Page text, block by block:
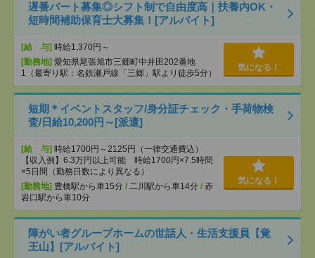
遅番パート募集◎シフト制で自由度高｜扶養内OK・
短時間補助保育士大募集！[アルバイト]
[給 与] 時給1,370円～
[勤務地] 愛知県尾張旭市三郷町中井田202番地
1（最寄り駅：名鉄瀬戸線「三郷」駅より徒歩5分）
気になる！
短期＊イベントスタッフ/身分証チェック・手荷物検
査/日給10,200円～[派遣]
[給 与] 時給1700円～2125円（一律交通費込）
【収入例】6.3万円以上可能 時給1700円×7.5時間
×5日間（勤務日数により異なる）
[勤務地] 豊橋駅から車15分 / 二川駅から車14分 / 赤
岩口駅から車10分
気になる！
障がい者グループホームの世話人・生活支援員【覚
王山】[アルバイト]